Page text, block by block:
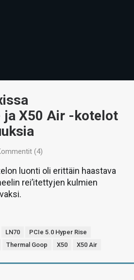
ja X50 Air -kotelot
(4)
luonti oli erittäin haastava
rei’itettyjen kulmien
LN70
PCIe 5.0 Hyper Rise
Thermal Goop X50 X50 Air